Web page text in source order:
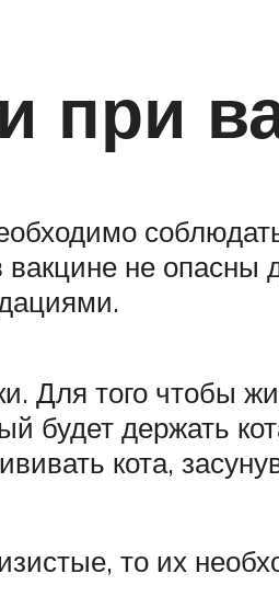
при
не опасны
Для того чтобы
будет держать
кота,
то их